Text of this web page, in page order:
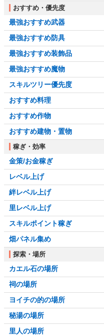
おすすめ・優先度
最強おすすめ武器
最強おすすめ防具
最強おすすめ装飾品
最強おすすめ魔物
スキルツリー優先度
おすすめ料理
おすすめ作物
おすすめ建物・置物
稼ぎ・効率
金策/お金稼ぎ
レベル上げ
絆レベル上げ
里レベル上げ
スキルポイント稼ぎ
畑パネル集め
探索・場所
カエル石の場所
祠の場所
ヨイチの的の場所
秘湯の場所
里人の場所